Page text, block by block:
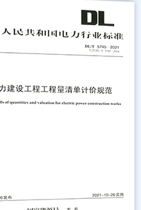
河北省建设工程消耗量定
算定额
全国消耗量工程定额